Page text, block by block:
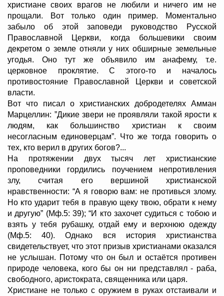
христиане своих врагов не любили и ничего им не
прощали. Вот только один пример. Моментально
забыло об этой заповеди руководство Русской
Православной Церкви, когда большевики своим
декретом о земле отняли у них обширные земельные
угодья. Оно тут же объявило им анафему, т.е.
церковное проклятие. С этого-то и началось
противостояние Православной Церкви и советской
власти.
Вот что писал о христианских добродетелях Амман
Марцеллин: ”Дикие звери не проявляли такой ярости к
людям, как большинство христиан к своим
несогласным единоверцам”. Что же тогда говорить о
тех, кто верил в других богов?...
На протяжении двух тысяч лет христианские
проповедники гордились поучением непротивления
злу, считая его вершиной христианской
нравственности: “А я говорю вам: не противься злому.
Но кто ударит тебя в правую щеку твою, обрати к нему
и другую” (Мф.5: 39); “И кто захочет судиться с тобою и
взять у тебя рубашку, отдай ему и верхнюю одежду
(Мф.5: 40). Однако вся история христианства
свидетельствует, что этот призыв христианами оказался
не услышан. Потому что он был и остаётся противен
природе человека, кого бы он ни представлял - раба,
свободного, аристократа, священника или царя.
Христиане не только с оружием в руках отстаивали и